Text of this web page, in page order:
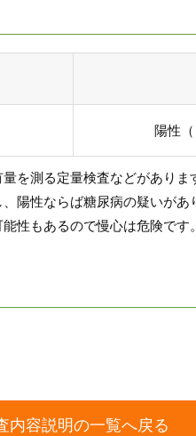
陽性
を測る定量検査などがありま
陽性ならば糖尿病の疑いがあ
性もあるので慢心は危険です。
内容説明の一覧へ戻る